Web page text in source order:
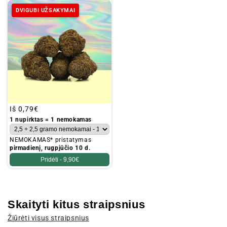
DVIGUBI UŽSAKYMAI
Įprastinė
kaina
Iš 0,79€
1 nupirktas = 1 nemokamas
NEMOKAMAS* pristatymas
pirmadienį, rugpjūčio 10 d.
Pridėti - 9,90€
Skaityti kitus straipsnius
Žiūrėti visus straipsnius